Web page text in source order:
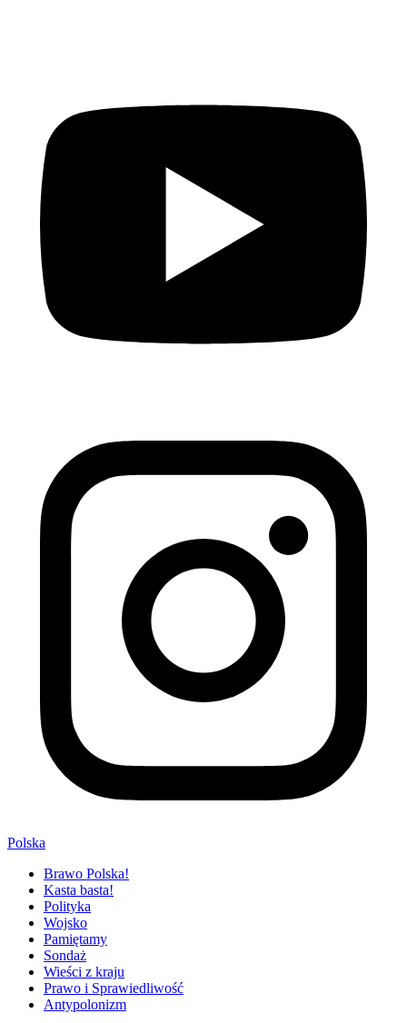
Polska
Brawo Polska!
Kasta basta!
Polityka
Wojsko
Pamiętamy
Sondaż
Wieści z kraju
Prawo i Sprawiedliwość
Antypolonizm